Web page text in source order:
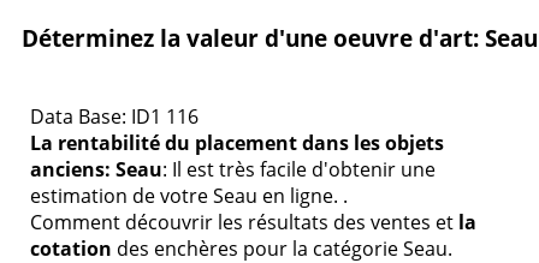
Déterminez la valeur d'une oeuvre d'art: Seau
Data Base: ID1 116
La rentabilité du placement dans les objets
anciens: Seau: Il est très facile d'obtenir une
estimation de votre Seau en ligne. .
Comment découvrir les résultats des ventes et la
cotation des enchères pour la catégorie Seau.